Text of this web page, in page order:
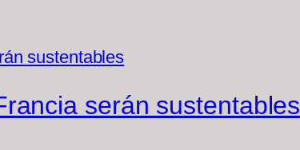
serán sustentables